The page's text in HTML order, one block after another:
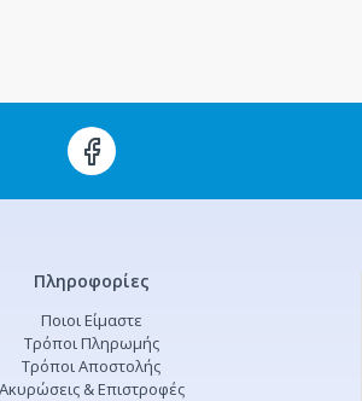
Πληροφορίες
Ποιοι Είμαστε
Τρόποι Πληρωμής
Τρόποι Αποστολής
Ακυρώσεις & Επιστροφές